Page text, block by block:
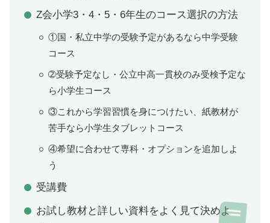
Z会小学3・4・5・6年生のコース選択の方法
①国・私立中学の受験予定があるなら中学受験
コース
➁受験予定なし・公立中高一貫校のみ受検予定な
ら小学生コース
③これから学習習慣を身につけたい、紙教材が
苦手なら小学生タブレットコース
④希望に合わせて専科・オプションを追加しよ
う
受講費
お試し教材と詳しい資料をよく見て決めよ